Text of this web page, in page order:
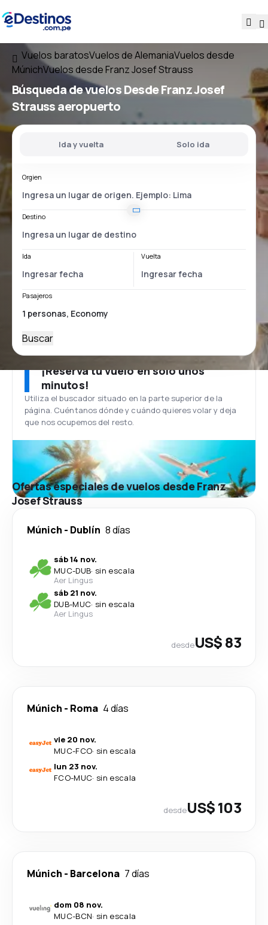
Vuelos baratosVuelos de AlemaniaVuelos desde
MúnichVuelos desde Franz Josef Strauss
Búsqueda de vuelosDesdeFranz Josef
Straussaeropuerto
Ida y vuelta Solo ida
Orgien
Destino
Ida Vuelta
Pasajeros
Buscar
¡Reserva tu vuelo en solo unos
minutos!
Utiliza el buscador situado en la parte superior de la
página. Cuéntanos dónde y cuándo quieres volar y deja
que nos ocupemos del resto.
Ofertas especiales de vuelos desde Franz
Josef Strauss
Múnich - Dublín 8 días
sáb 14 nov.
MUC-DUB· sin escala
Aer Lingus
sáb 21 nov.
DUB-MUC· sin escala
Aer Lingus
desdeUS$ 83
Múnich - Roma 4 días
vie 20 nov.
MUC-FCO· sin escala
lun 23 nov.
FCO-MUC· sin escala
desdeUS$ 103
Múnich - Barcelona 7 días
dom 08 nov.
MUC-BCN· sin escala